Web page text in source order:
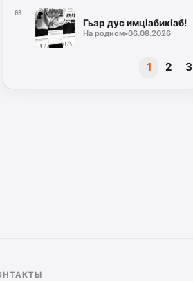
08
Гьар дус им­цIа­би­кIаб!
На родном•06.08.2026
1 2 3